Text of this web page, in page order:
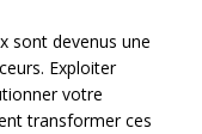
sont devenus une
Exploiter
votre
transformer ces